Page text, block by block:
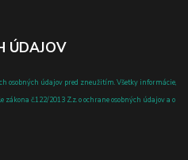
ÚDAJOV
osobných údajov pred zneužitím. Všetky informácie,
zákona č.122/2013 Z.z. o ochrane osobných údajov a o